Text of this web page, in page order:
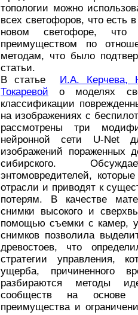
топологии можно
всех светофоров, что есть
новом светофоре, что
преимуществом по
методам, что было
статьи.
В статье
И.А. Керчева,
Токаревой
о моделях
классификации
на изображениях с
рассмотрены три
нейронной сети U-Net
изображений пораженных
сибирского.
энтомовредителей,
отрасли и приводят к
потерям. В качестве
снимки высокого и
помощью съемки с камер,
снимков позволила
древостоев, что
стратегии управления,
ущерба, причиненного
разбираются методы
сообществ на основе
преимущества и